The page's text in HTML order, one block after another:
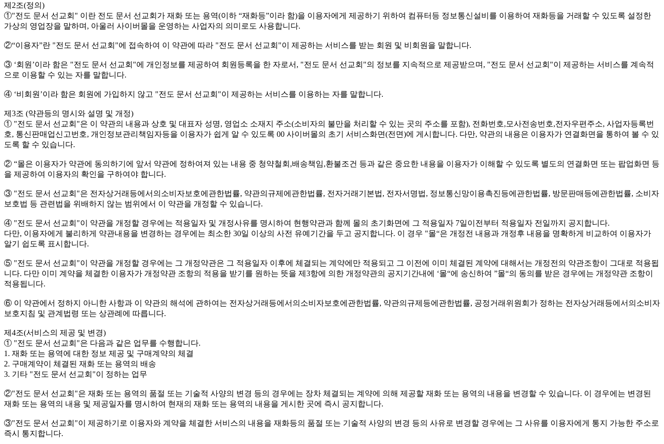
제2조(정의)
①"전도 문서 선교회" 이란 전도 문서 선교회가 재화 또는 용역(이하 “재화등”이라 함)을 이용자에게 제공하기 위하여 컴퓨터등 정보통신설비를 이용하여 재화등을 거래할 수 있도록 설정한
가상의 영업장을 말하며, 아울러 사이버몰을 운영하는 사업자의 의미로도 사용합니다.
②“이용자”란 "전도 문서 선교회"에 접속하여 이 약관에 따라 "전도 문서 선교회"이 제공하는 서비스를 받는 회원 및 비회원을 말합니다.
③ ‘회원’이라 함은 "전도 문서 선교회"에 개인정보를 제공하여 회원등록을 한 자로서, "전도 문서 선교회"의 정보를 지속적으로 제공받으며, "전도 문서 선교회"이 제공하는 서비스를 계속적
으로 이용할 수 있는 자를 말합니다.
④ ‘비회원’이라 함은 회원에 가입하지 않고 "전도 문서 선교회"이 제공하는 서비스를 이용하는 자를 말합니다.
제3조 (약관등의 명시와 설명 및 개정)
① "전도 문서 선교회"은 이 약관의 내용과 상호 및 대표자 성명, 영업소 소재지 주소(소비자의 불만을 처리할 수 있는 곳의 주소를 포함), 전화번호,모사전송번호,전자우편주소, 사업자등록번
호, 통신판매업신고번호, 개인정보관리책임자등을 이용자가 쉽게 알 수 있도록 00 사이버몰의 초기 서비스화면(전면)에 게시합니다. 다만, 약관의 내용은 이용자가 연결화면을 통하여 볼 수 있
도록 할 수 있습니다.
② “몰은 이용자가 약관에 동의하기에 앞서 약관에 정하여져 있는 내용 중 청약철회,배송책임,환불조건 등과 같은 중요한 내용을 이용자가 이해할 수 있도록 별도의 연결화면 또는 팝업화면 등
을 제공하여 이용자의 확인을 구하여야 합니다.
③ "전도 문서 선교회"은 전자상거래등에서의소비자보호에관한법률, 약관의규제에관한법률, 전자거래기본법, 전자서명법, 정보통신망이용촉진등에관한법률, 방문판매등에관한법률, 소비자
보호법 등 관련법을 위배하지 않는 범위에서 이 약관을 개정할 수 있습니다.
④ "전도 문서 선교회"이 약관을 개정할 경우에는 적용일자 및 개정사유를 명시하여 현행약관과 함께 몰의 초기화면에 그 적용일자 7일이전부터 적용일자 전일까지 공지합니다.
다만, 이용자에게 불리하게 약관내용을 변경하는 경우에는 최소한 30일 이상의 사전 유예기간을 두고 공지합니다. 이 경우 "몰“은 개정전 내용과 개정후 내용을 명확하게 비교하여 이용자가
알기 쉽도록 표시합니다.
⑤ "전도 문서 선교회"이 약관을 개정할 경우에는 그 개정약관은 그 적용일자 이후에 체결되는 계약에만 적용되고 그 이전에 이미 체결된 계약에 대해서는 개정전의 약관조항이 그대로 적용됩
니다. 다만 이미 계약을 체결한 이용자가 개정약관 조항의 적용을 받기를 원하는 뜻을 제3항에 의한 개정약관의 공지기간내에 ‘몰“에 송신하여 ”몰“의 동의를 받은 경우에는 개정약관 조항이
적용됩니다.
⑥ 이 약관에서 정하지 아니한 사항과 이 약관의 해석에 관하여는 전자상거래등에서의소비자보호에관한법률, 약관의규제등에관한법률, 공정거래위원회가 정하는 전자상거래등에서의소비자
보호지침 및 관계법령 또는 상관례에 따릅니다.
제4조(서비스의 제공 및 변경)
① "전도 문서 선교회"은 다음과 같은 업무를 수행합니다.
1. 재화 또는 용역에 대한 정보 제공 및 구매계약의 체결
2. 구매계약이 체결된 재화 또는 용역의 배송
3. 기타 "전도 문서 선교회"이 정하는 업무
②"전도 문서 선교회"은 재화 또는 용역의 품절 또는 기술적 사양의 변경 등의 경우에는 장차 체결되는 계약에 의해 제공할 재화 또는 용역의 내용을 변경할 수 있습니다. 이 경우에는 변경된
재화 또는 용역의 내용 및 제공일자를 명시하여 현재의 재화 또는 용역의 내용을 게시한 곳에 즉시 공지합니다.
③"전도 문서 선교회"이 제공하기로 이용자와 계약을 체결한 서비스의 내용을 재화등의 품절 또는 기술적 사양의 변경 등의 사유로 변경할 경우에는 그 사유를 이용자에게 통지 가능한 주소로
즉시 통지합니다.